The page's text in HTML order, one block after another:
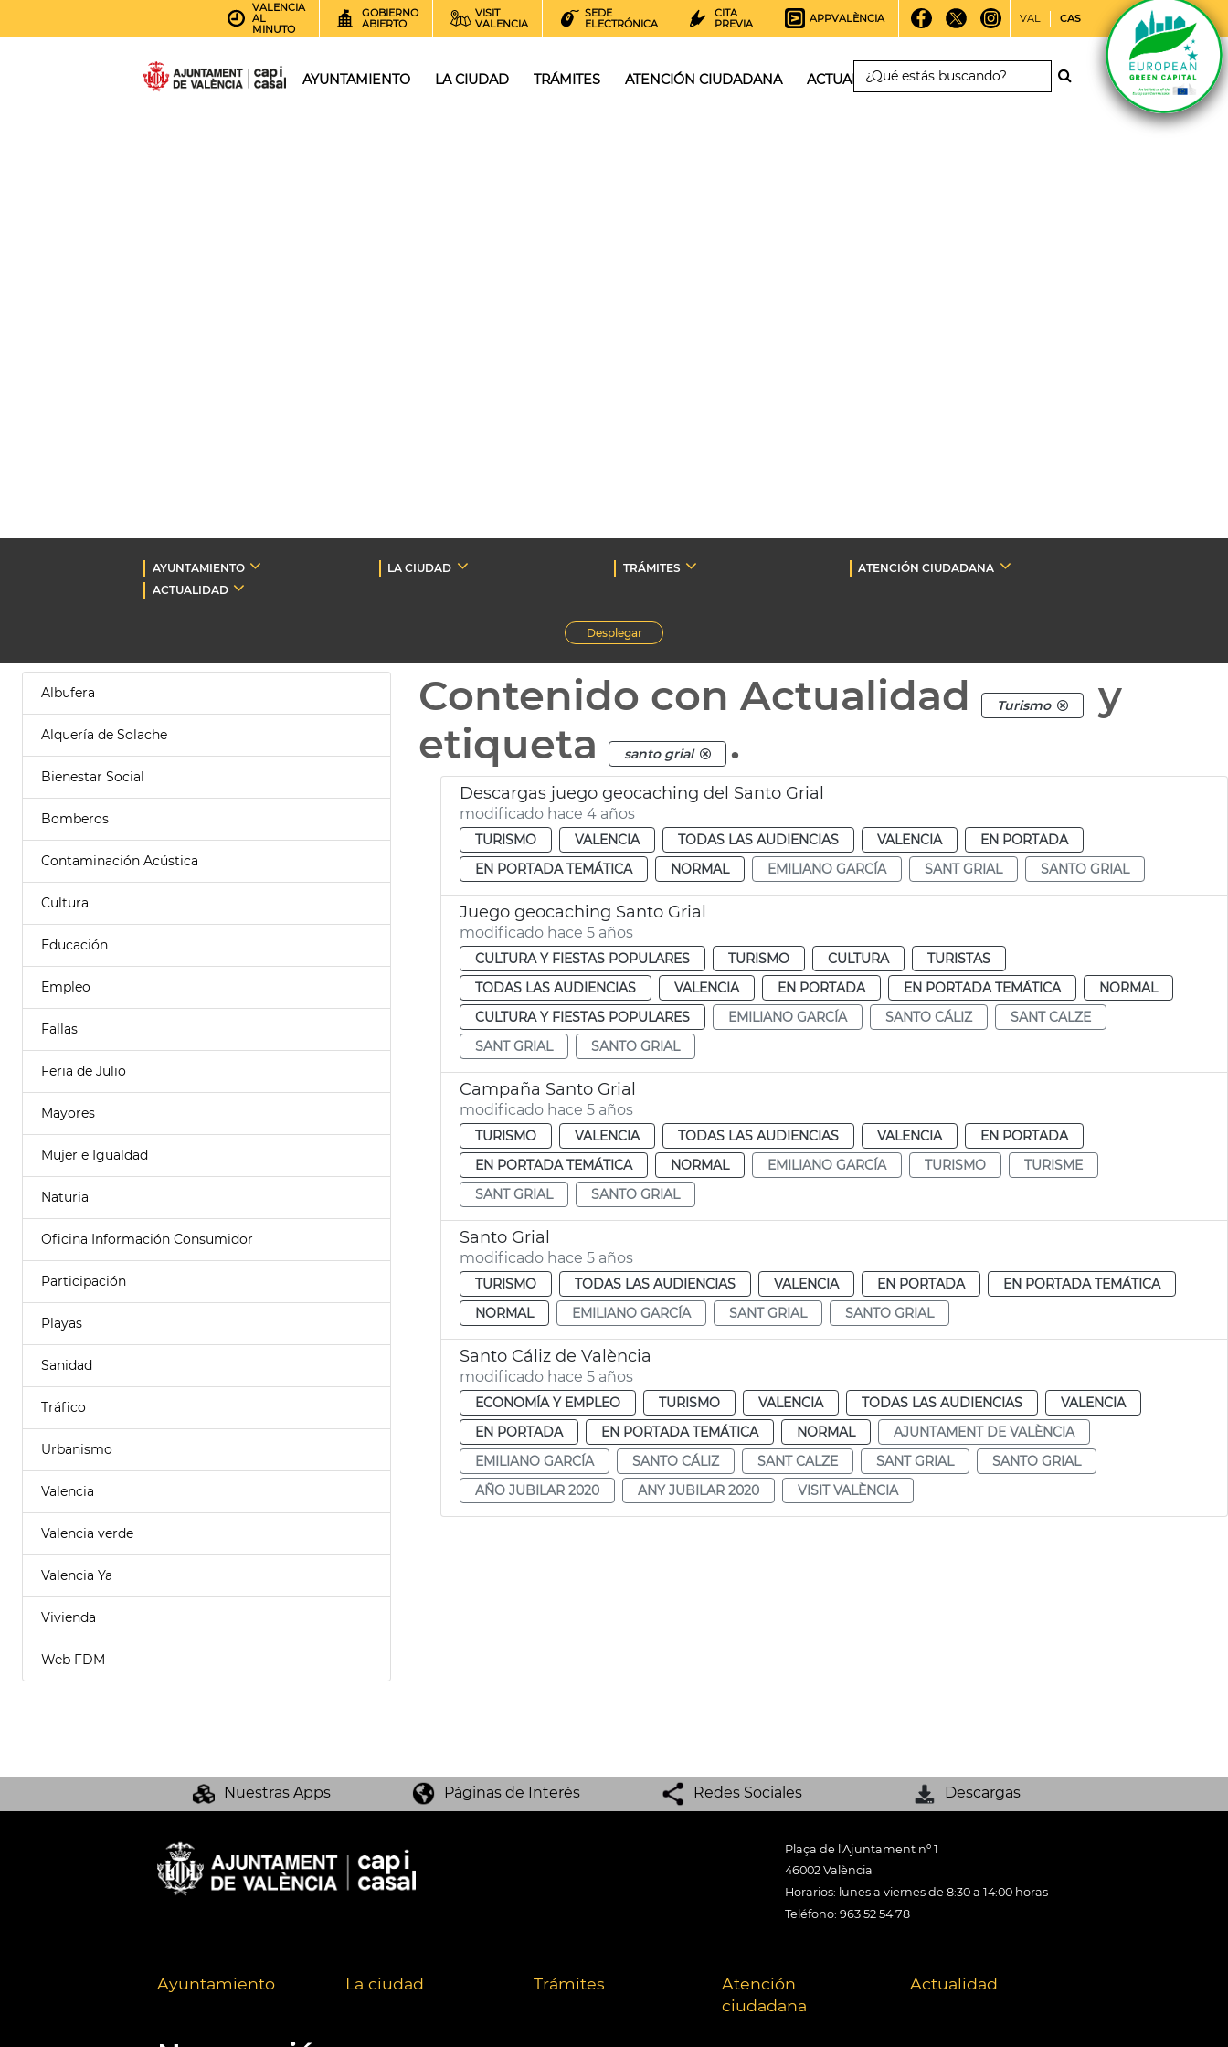
VALENCIA
AL
MINUTO
GOBIERNO
ABIERTO
VISIT
VALENCIA
SEDE
ELECTRÓNICA
CITA
PREVIA
APPVALÈNCIA VAL CAS
AYUNTAMIENTO LA CIUDAD TRÁMITES ATENCIÓN CIUDADANA ACTUALIDAD
AYUNTAMIENTO LA CIUDAD TRÁMITES
ATENCIÓN CIUDADANA
ACTUALIDAD
Desplegar
Albufera
Alquería de Solache
Bienestar Social
Bomberos
Contaminación Acústica
Cultura
Educación
Empleo
Fallas
Feria de Julio
Mayores
Mujer e Igualdad
Naturia
Oficina Información Consumidor
Participación
Playas
Sanidad
Tráfico
Urbanismo
Valencia
Valencia verde
Valencia Ya
Vivienda
Web FDM
Contenido con Actualidad Turismo
y
etiqueta
santo grial .
Descargas juego geocaching del Santo Grial
modificado hace 4 años
TURISMO VALENCIA TODAS LAS AUDIENCIAS VALENCIA
EN PORTADA
EN PORTADA TEMÁTICA
NORMAL EMILIANO GARCÍA SANT GRIAL SANTO GRIAL
Juego geocaching Santo Grial
modificado hace 5 años
CULTURA Y FIESTAS POPULARES TURISMO CULTURA
TURISTAS
TODAS LAS AUDIENCIAS
VALENCIA EN PORTADA EN PORTADA TEMÁTICA
NORMAL
CULTURA Y FIESTAS POPULARES
EMILIANO GARCÍA SANTO CÁLIZ
SANT CALZE
SANT GRIAL
SANTO GRIAL
Campaña Santo Grial
modificado hace 5 años
TURISMO VALENCIA TODAS LAS AUDIENCIAS VALENCIA
EN PORTADA
EN PORTADA TEMÁTICA
NORMAL EMILIANO GARCÍA TURISMO
TURISME
SANT GRIAL
SANTO GRIAL
Santo Grial
modificado hace 5 años
TURISMO TODAS LAS AUDIENCIAS VALENCIA EN PORTADA
EN PORTADA TEMÁTICA
NORMAL
EMILIANO GARCÍA SANT GRIAL SANTO GRIAL
Santo Cáliz de València
modificado hace 5 años
ECONOMÍA Y EMPLEO TURISMO VALENCIA TODAS LAS AUDIENCIAS
VALENCIA
EN PORTADA
EN PORTADA TEMÁTICA NORMAL
AJUNTAMENT DE VALÈNCIA
EMILIANO GARCÍA
SANTO CÁLIZ SANT CALZE SANT GRIAL
SANTO GRIAL
AÑO JUBILAR 2020
ANY JUBILAR 2020 VISIT VALÈNCIA
Nuestras Apps Páginas de Interés Redes Sociales Descargas
Plaça de l'Ajuntament nº 1
46002 València
Horarios: lunes a viernes de 8:30 a 14:00 horas
Teléfono: 963 52 54 78
Ayuntamiento La ciudad Trámites
Atención
ciudadana
Actualidad